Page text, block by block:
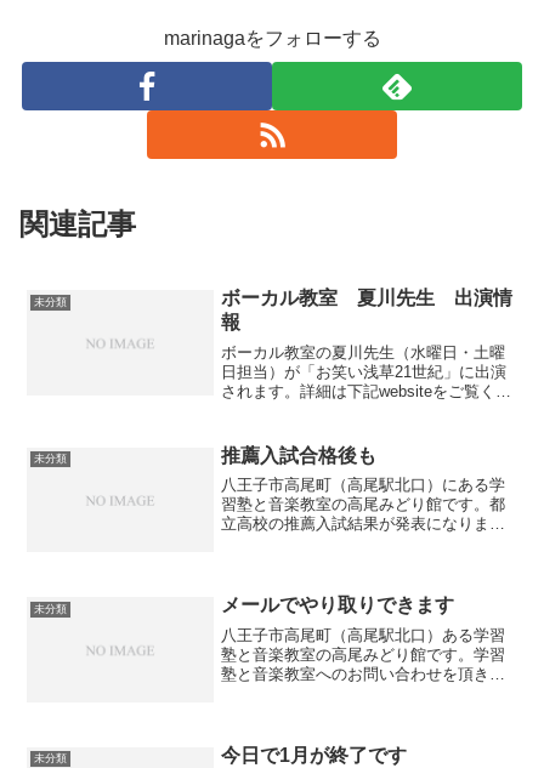
marinagaをフォローする
関連記事
未分類
ボーカル教室 夏川先生 出演情
報
ボーカル教室の夏川先生（水曜日・土曜
日担当）が「お笑い浅草21世紀」に出演
されます。詳細は下記websiteをご覧くだ
レッスンにお越しください。無料体験レ
ッスンは当ホー...
未分類 推薦入試合格後も
八王子市高尾町（高尾駅北口）にある学
習塾と音楽教室の高尾みどり館です。都
立高校の推薦入試結果が発表になりまし
せんが、中学校最後の学年...
未分類 メールでやり取りできます
八王子市高尾町（高尾駅北口）ある学習
塾と音楽教室の高尾みどり館です。学習
塾と音楽教室へのお問い合わせを頂きあ
体験頂いてからご判断頂い...
未分類 今日で1月が終了です